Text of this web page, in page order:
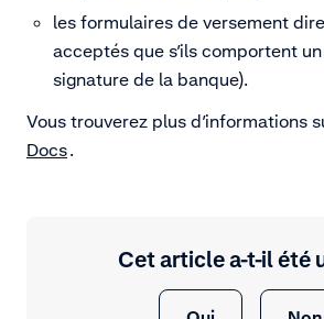
les formulaires de versement
acceptés que s’ils comportent
signature de la banque).
Vous trouverez plus d’informations
Docs.
Cet article a-t-il été